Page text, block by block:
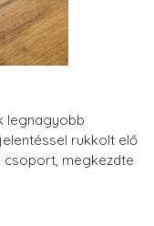
legnagyobb
rukkolt elő
megkezdte